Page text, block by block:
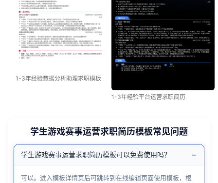
1-3年经验数据分析助理求职模板
1-3年经验平台运营求职简历
学生游戏赛事运营求职简历模板常见问题
学生游戏赛事运营求职简历模板可以免费使用吗？ −
可以。进入模板详情页后可跳转到在线编辑页面使用模板，根